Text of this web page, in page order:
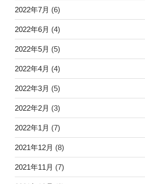
2022年7月 (6)
2022年6月 (4)
2022年5月 (5)
2022年4月 (4)
2022年3月 (5)
2022年2月 (3)
2022年1月 (7)
2021年12月 (8)
2021年11月 (7)